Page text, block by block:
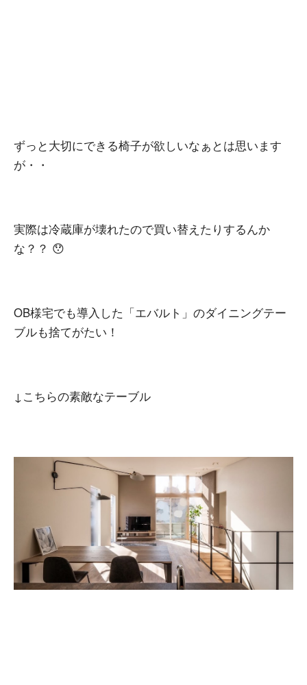
ずっと大切にできる椅子が欲しいなぁとは思います
が・・
実際は冷蔵庫が壊れたので買い替えたりするんか
な？？ 😯
OB様宅でも導入した「エバルト」のダイニングテー
ブルも捨てがたい！
↓こちらの素敵なテーブル